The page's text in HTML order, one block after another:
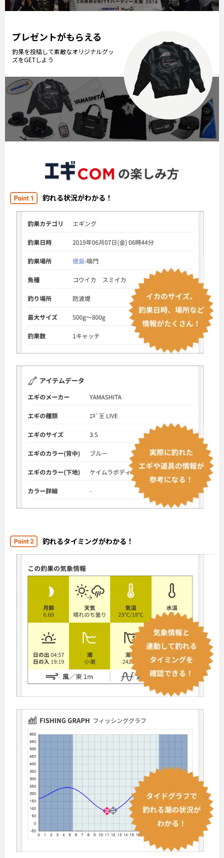
プレゼントがもらえる
釣果を投稿して素敵なオリジナルグッ
ズをGETしよう
釣れる状況がわかる！
釣れるタイミングがわかる！